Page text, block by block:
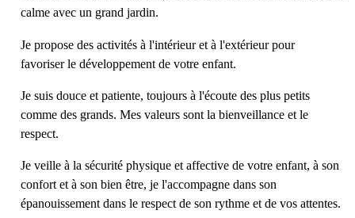
calme avec un grand jardin.
Je propose des activités à l'intérieur et à l'extérieur pour
favoriser le développement de votre enfant.
Je suis douce et patiente, toujours à l'écoute des plus petits
comme des grands. Mes valeurs sont la bienveillance et le
respect.
Je veille à la sécurité physique et affective de votre enfant, à son
confort et à son bien être, je l'accompagne dans son
épanouissement dans le respect de son rythme et de vos attentes.